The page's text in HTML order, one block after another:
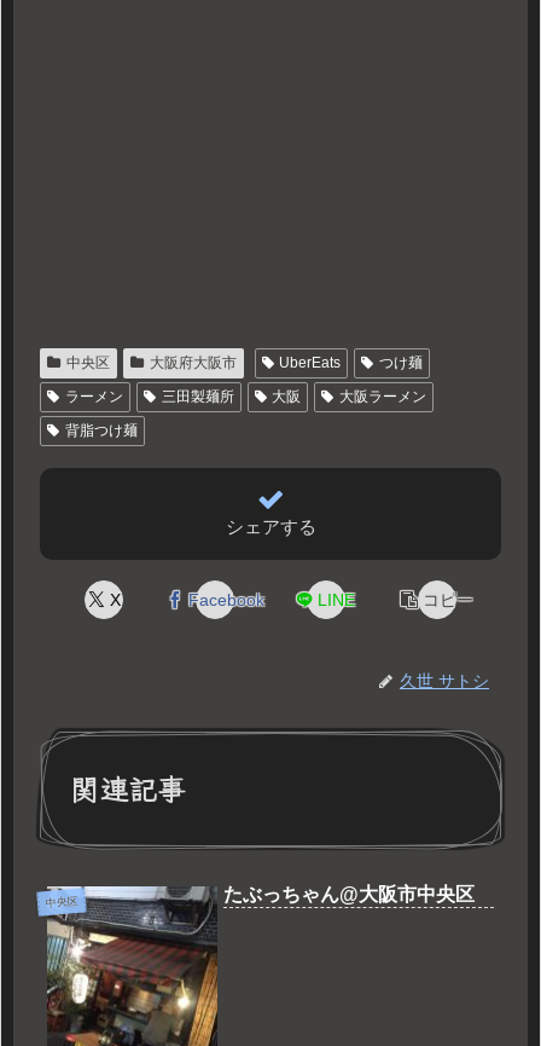
中央区 大阪府大阪市 UberEats
つけ麺
ラーメン
三田製麺所 大阪
大阪ラーメン
背脂つけ麺
シェアする
X Facebook LINE コピー
久世 サトシ
関連記事
中央区 たぶっちゃん@大阪市中央区